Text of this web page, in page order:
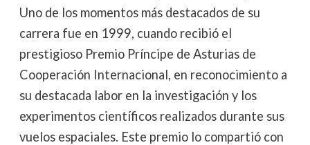
Uno de los momentos más destacados de su
carrera fue en 1999, cuando recibió el
prestigioso Premio Príncipe de Asturias de
Cooperación Internacional, en reconocimiento a
su destacada labor en la investigación y los
experimentos científicos realizados durante sus
vuelos espaciales. Este premio lo compartió con